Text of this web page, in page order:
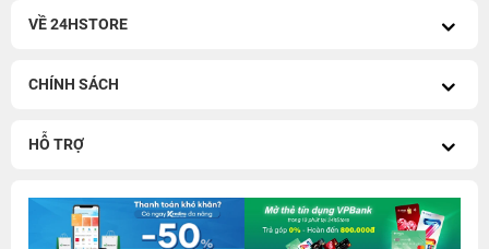
VỀ 24HSTORE
CHÍNH SÁCH
HỖ TRỢ